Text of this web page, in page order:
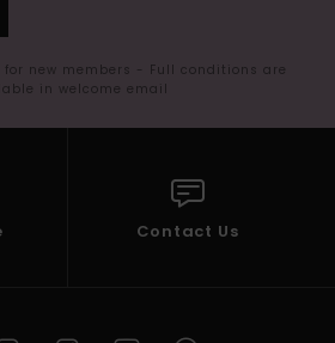
new members - Full conditions are
in welcome email
Contact Us